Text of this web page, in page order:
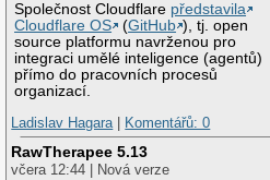
Společnost Cloudflare představila
Cloudflare OS
(GitHub ), tj. open
source platformu navrženou pro
integraci umělé inteligence (agentů)
přímo do pracovních procesů
organizací.
Ladislav Hagara| Komentářů: 0
RawTherapee 5.13
včera 12:44 | Nová verze